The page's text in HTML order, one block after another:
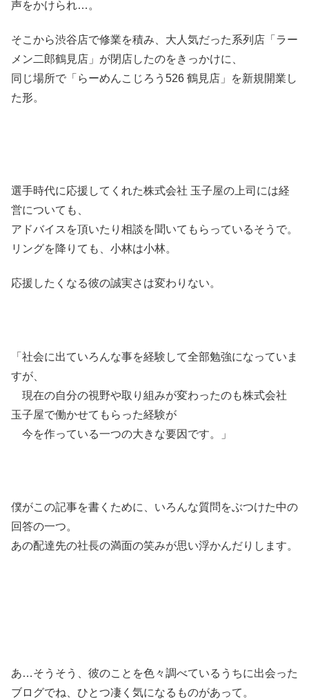
声をかけられ…。
そこから渋谷店で修業を積み、大人気だった系列店「ラー
メン二郎鶴見店」が閉店したのをきっかけに、
同じ場所で「らーめんこじろう526 鶴見店」を新規開業し
た形。
選手時代に応援してくれた株式会社 玉子屋の上司には経
営についても、
アドバイスを頂いたり相談を聞いてもらっているそうで。
リングを降りても、小林は小林。
応援したくなる彼の誠実さは変わりない。
「社会に出ていろんな事を経験して全部勉強になっていま
すが、
現在の自分の視野や取り組みが変わったのも株式会社
玉子屋で働かせてもらった経験が
今を作っている一つの大きな要因です。」
僕がこの記事を書くために、いろんな質問をぶつけた中の
回答の一つ。
あの配達先の社長の満面の笑みが思い浮かんだりします。
あ…そうそう、彼のことを色々調べているうちに出会った
ブログでね、ひとつ凄く気になるものがあって。